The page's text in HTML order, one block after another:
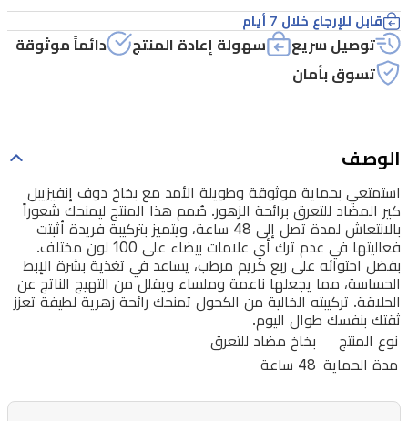
الزهور.
صُمم
هذا
بالانتعاش
لمدة
تصل
إلى
48
ساعة،
ويتميز
بتركيبة
أثبتت
قابل للإرجاع خلال 7 أيام
توصيل سريع سهولة إعادة المنتج
دائماً موثوقة
تسوق بأمان
الوصف
استمتعي بحماية موثوقة وطويلة الأمد مع بخاخ دوف إنفيزيبل
كير المضاد للتعرق برائحة الزهور. صُمم هذا المنتج ليمنحك شعوراً
بالانتعاش لمدة تصل إلى 48 ساعة، ويتميز بتركيبة فريدة أثبتت
فعاليتها في عدم ترك أي علامات بيضاء على 100 لون مختلف.
بفضل احتوائه على ربع كريم مرطب، يساعد في تغذية بشرة الإبط
الحساسة، مما يجعلها ناعمة وملساء ويقلل من التهيج الناتج عن
الحلاقة. تركيبته الخالية من الكحول تمنحك رائحة زهرية لطيفة تعزز
ثقتك بنفسك طوال اليوم.
نوع المنتج
بخاخ مضاد للتعرق
مدة الحماية 48 ساعة